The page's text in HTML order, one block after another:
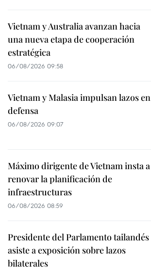
Vietnam y Australia avanzan hacia
una nueva etapa de cooperación
estratégica
06/08/2026 09:58
Vietnam y Malasia impulsan lazos en
defensa
06/08/2026 09:07
Máximo dirigente de Vietnam insta a
renovar la planificación de
infraestructuras
06/08/2026 08:59
Presidente del Parlamento tailandés
asiste a exposición sobre lazos
bilaterales